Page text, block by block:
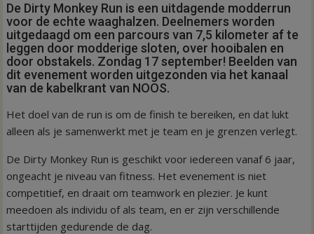
De Dirty Monkey Run is een uitdagende modderrun
voor de echte waaghalzen. Deelnemers worden
uitgedaagd om een parcours van 7,5 kilometer af te
leggen door modderige sloten, over hooibalen en
door obstakels. Zondag 17 september! Beelden van
dit evenement worden uitgezonden via het kanaal
van de kabelkrant van NOOS.
Het doel van de run is om de finish te bereiken, en dat lukt
alleen als je samenwerkt met je team en je grenzen verlegt.
De Dirty Monkey Run is geschikt voor iedereen vanaf 6 jaar,
ongeacht je niveau van fitness. Het evenement is niet
competitief, en draait om teamwork en plezier. Je kunt
meedoen als individu of als team, en er zijn verschillende
starttijden gedurende de dag.